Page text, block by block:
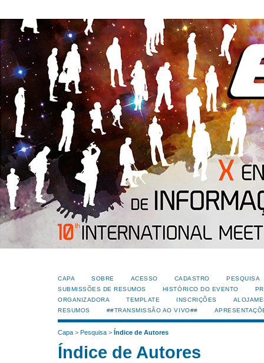
CAPA SOBRE ACESSO CADASTRO
PESQUISA
SUBMISSÕES DE RESUMOS
HISTÓRICO DO EVENTO
ORGANIZADORA
TEMPLATE INSCRIÇÕES
RESUMOS
##TRANSMISSÃO AO VIVO##
Capa > Pesquisa > Índice de Autores
Índice de Autores